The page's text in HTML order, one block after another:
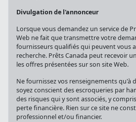
Divulgation de l'annonceur
Lorsque vous demandez un service de
Web ne fait que transmettre votre
fournisseurs qualifiés qui peuvent vous
recherche. Prêts Canada peut recevoir
les offres présentées sur son site Web.
Ne fournissez vos renseignements qu'à
soyez conscient des escroqueries par
des risques qui y sont associés, y
perte financière. Rien sur ce site ne
professionnel et/ou financier.